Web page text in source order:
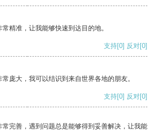
精准，让我能够快速到达目的地。
支持[0] 反对[0]
庞大，我可以结识到来自世界各地的朋友。
支持[0] 反对[0]
常完善，遇到问题总是能够得到妥善解决，让我能